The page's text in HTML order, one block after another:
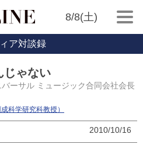
8/8(土)
ア対談録
じゃない
ーサル ミュージック合同会社会長
科学研究科教授）
2010/10/16